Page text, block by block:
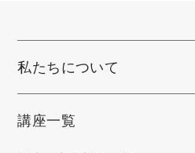
私たちについて
講座一覧